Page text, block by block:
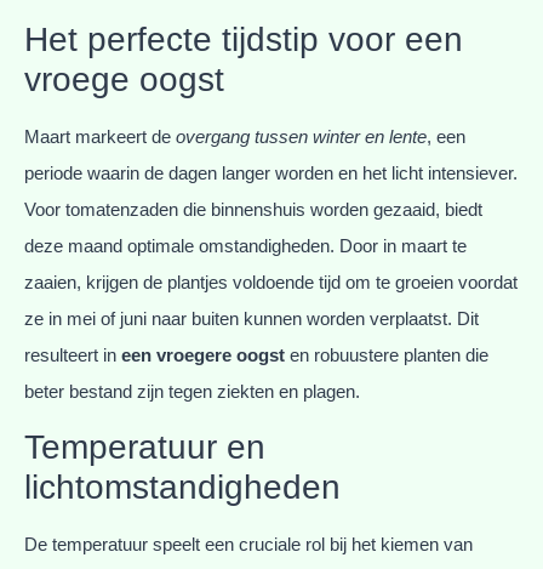
Het perfecte tijdstip voor een
vroege oogst
Maart markeert de overgang tussen winter en lente, een
periode waarin de dagen langer worden en het licht intensiever.
Voor tomatenzaden die binnenshuis worden gezaaid, biedt
deze maand optimale omstandigheden. Door in maart te
zaaien, krijgen de plantjes voldoende tijd om te groeien voordat
ze in mei of juni naar buiten kunnen worden verplaatst. Dit
resulteert in een vroegere oogst en robuustere planten die
beter bestand zijn tegen ziekten en plagen.
Temperatuur en
lichtomstandigheden
De temperatuur speelt een cruciale rol bij het kiemen van